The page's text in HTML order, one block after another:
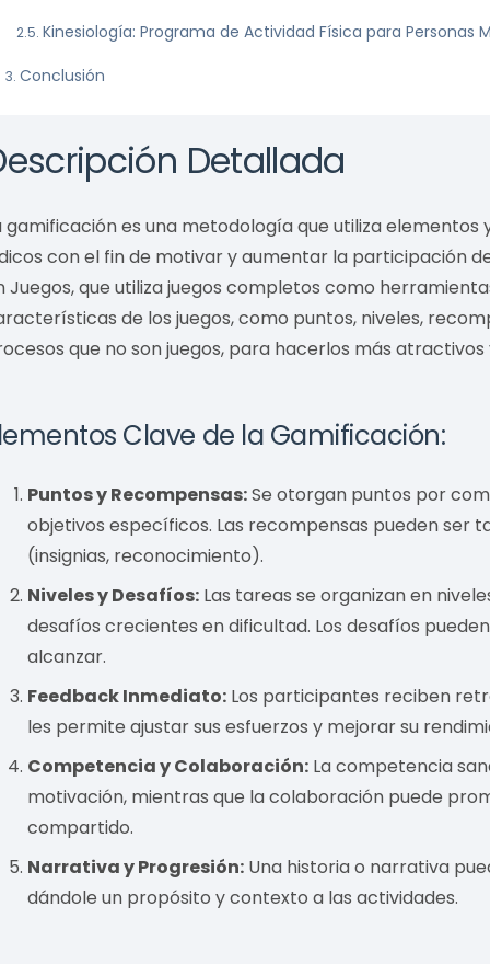
Kinesiología: Programa de Actividad Física para Personas
Conclusión
Detallada
gamificación es una metodología que utiliza
con el fin de motivar y aumentar la participación
Juegos, que utiliza juegos completos como
de los juegos, como puntos, niveles,
que no son juegos, para hacerlos más
Clave de la Gamificación:
Puntos y Recompensas:Se otorgan puntos por
objetivos específicos. Las recompensas pueden ser
(insignias, reconocimiento).
Niveles y Desafíos: Las tareas se organizan en
desafíos crecientes en dificultad. Los desafíos
alcanzar.
Feedback Inmediato: Los participantes reciben
les permite ajustar sus esfuerzos y mejorar su
Competencia y Colaboración: La competencia
motivación, mientras que la colaboración puede
compartido.
Narrativa y Progresión: Una historia o narrativa
dándole un propósito y contexto a las actividades.